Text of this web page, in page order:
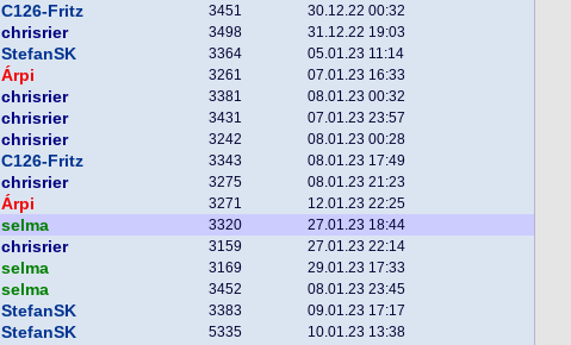
C126-Fritz 3451 30.12.22 00:32
chrisrier 3498 31.12.22 19:03
StefanSK 3364 05.01.23 11:14
Árpi 3261 07.01.23 16:33
chrisrier 3381 08.01.23 00:32
chrisrier 3431 07.01.23 23:57
chrisrier 3242 08.01.23 00:28
C126-Fritz 3343 08.01.23 17:49
chrisrier 3275 08.01.23 21:23
Árpi 3271 12.01.23 22:25
selma 3320 27.01.23 18:44
chrisrier 3159 27.01.23 22:14
selma 3169 29.01.23 17:33
selma 3452 08.01.23 23:45
StefanSK 3383 09.01.23 17:17
StefanSK 5335 10.01.23 13:38